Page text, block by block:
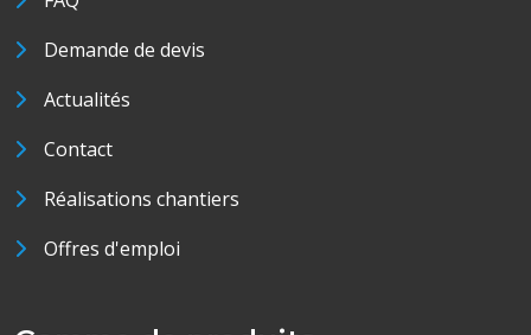
Demande de devis
Actualités
Contact
Réalisations chantiers
Offres d'emploi